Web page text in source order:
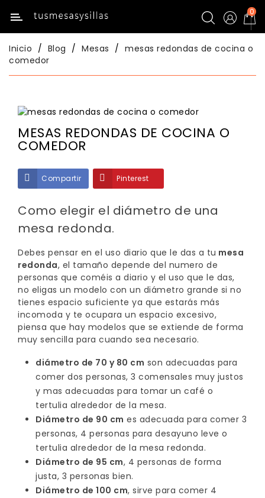
Categoría
Inicio
Cocina
Sillas
De
Comedor
Comedor
Porcelánico
Dekton
Stock
Taburetes
Exterior/jardín
0
Inicio Blog Mesas
mesas redondas de cocina o
comedor
MESAS REDONDAS DE COCINA O
COMEDOR
Compartir Pinterest
Como elegir el diámetro de una
mesa redonda.
Debes pensar en el uso diario que le das a tu mesa
redonda, el tamaño depende del numero de
personas que coméis a diario y el uso que le das,
no eligas un modelo con un diámetro grande si no
tienes espacio suficiente ya que estarás más
incomoda y te ocupara un espacio excesivo,
piensa que hay modelos que se extiende de forma
muy sencilla para cuando sea necesario.
diámetro de 70 y 80 cm son adecuadas para
comer dos personas, 3 comensales muy justos
y mas adecuadas para tomar un café o
tertulia alrededor de la mesa.
Diámetro de 90 cm es adecuada para comer 3
personas, 4 personas para desayuno leve o
tertulia alrededor de la mesa redonda.
Diámetro de 95 cm, 4 personas de forma
justa, 3 personas bien.
Diámetro de 100 cm, sirve para comer 4